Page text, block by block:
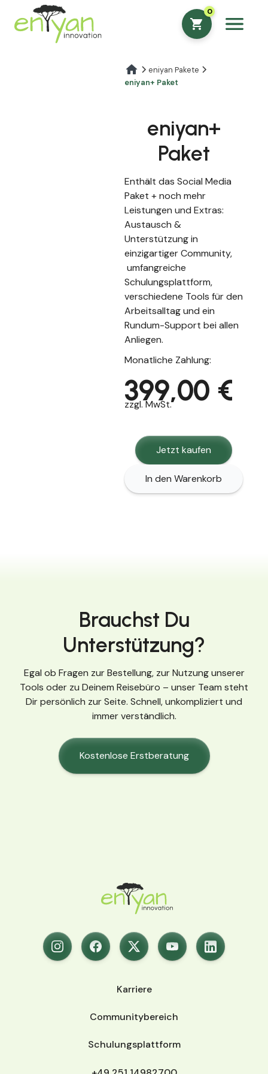
shopping_cart
0
eniyan Pakete
eniyan+ Paket
eniyan+
Paket
Enthält das Social Media
Paket + noch mehr
Leistungen und Extras:
Austausch &
Unterstützung in
einzigartiger Community,
umfangreiche
Schulungsplattform,
verschiedene Tools für den
Arbeitsalltag und ein
Rundum-Support bei allen
Anliegen.
Monatliche Zahlung:
399,00 €
zzgl. MwSt.
Jetzt kaufen
In den Warenkorb
Brauchst Du
Unterstützung?
Egal ob Fragen zur Bestellung, zur Nutzung unserer
Tools oder zu Deinem Reisebüro – unser Team steht
Dir persönlich zur Seite. Schnell, unkompliziert und
immer verständlich.
Kostenlose Erstberatung
Karriere
Communitybereich
Schulungsplattform